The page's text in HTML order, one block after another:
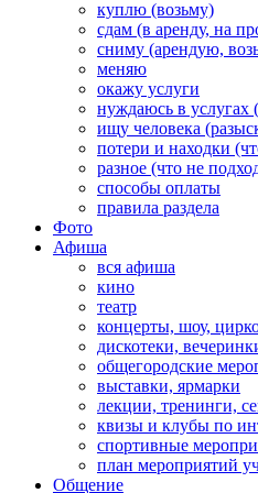
куплю (возьму)
сдам (в аренду, на
сниму (арендую,
меняю
окажу услуги
нуждаюсь в услугах
ищу человека
потери и находки
разное (что не
способы оплаты
правила раздела
Фото
Афиша
вся афиша
кино
театр
концерты, шоу,
дискотеки,
общегородские
выставки, ярмарки
лекции, тренинги,
квизы и клубы по
спортивные
план мероприятий
Общение